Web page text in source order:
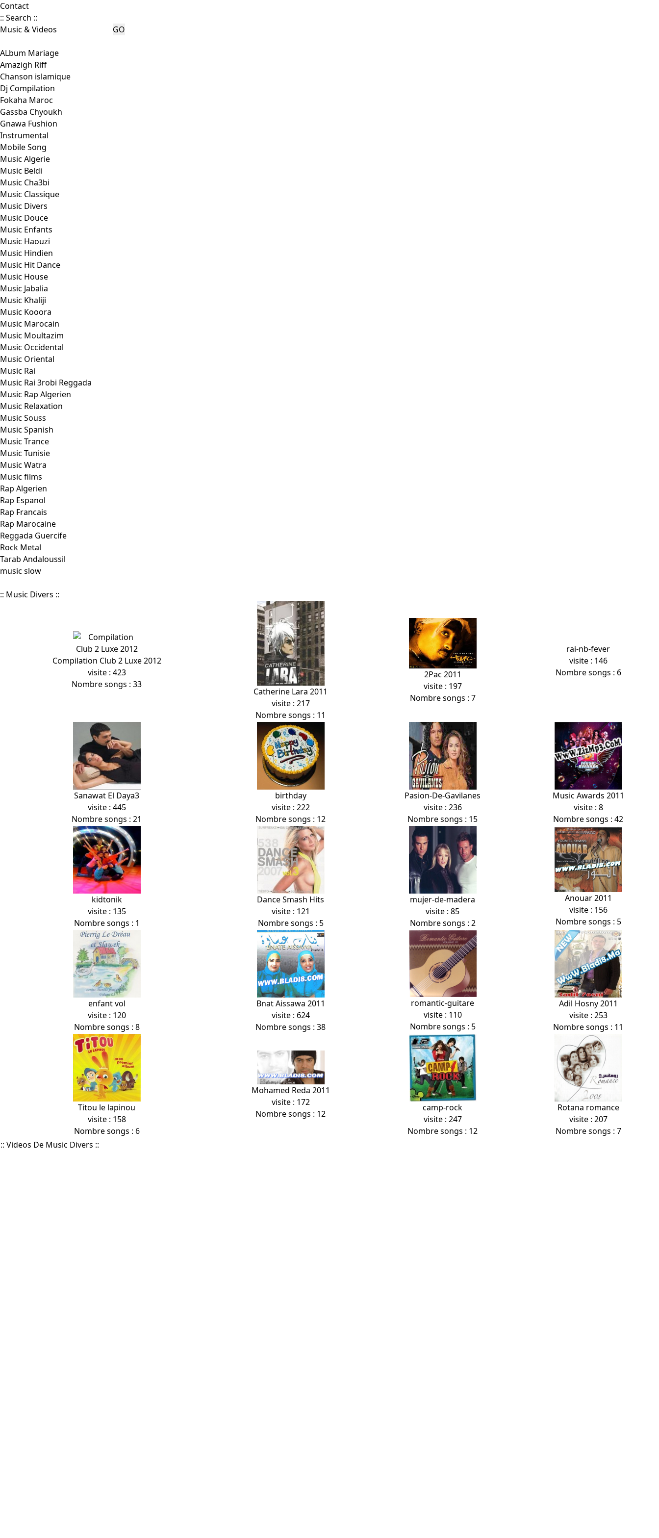
Contact
:: Search ::
ALbum Mariage
Amazigh Riff
Chanson islamique
Dj Compilation
Fokaha Maroc
Gassba Chyoukh
Gnawa Fushion
Instrumental
Mobile Song
Music Algerie
Music Beldi
Music Cha3bi
Music Classique
Music Divers
Music Douce
Music Enfants
Music Haouzi
Music Hindien
Music Hit Dance
Music House
Music Jabalia
Music Khaliji
Music Kooora
Music Marocain
Music Moultazim
Music Occidental
Music Oriental
Music Rai
Music Rai 3robi Reggada
Music Rap Algerien
Music Relaxation
Music Souss
Music Spanish
Music Trance
Music Tunisie
Music Watra
Music films
Rap Algerien
Rap Espanol
Rap Francais
Rap Marocaine
Reggada Guercife
Rock Metal
Tarab Andaloussil
music slow
:: Music Divers ::
Compilation Club 2 Luxe 2012
visite : 423
Nombre songs : 33
Catherine Lara 2011
visite : 217
Nombre songs : 11
2Pac 2011
visite : 197
Nombre songs : 7
rai-nb-fever
visite : 146
Nombre songs : 6
Sanawat El Daya3
visite : 445
Nombre songs : 21
birthday
visite : 222
Nombre songs : 12
Pasion-De-Gavilanes
visite : 236
Nombre songs : 15
Music Awards 2011
visite : 8
Nombre songs : 42
kidtonik
visite : 135
Nombre songs : 1
Dance Smash Hits
visite : 121
Nombre songs : 5
mujer-de-madera
visite : 85
Nombre songs : 2
Anouar 2011
visite : 156
Nombre songs : 5
enfant vol
visite : 120
Nombre songs : 8
Bnat Aissawa 2011
visite : 624
Nombre songs : 38
romantic-guitare
visite : 110
Nombre songs : 5
Adil Hosny 2011
visite : 253
Nombre songs : 11
Titou le lapinou
visite : 158
Nombre songs : 6
Mohamed Reda 2011
visite : 172
Nombre songs : 12
camp-rock
visite : 247
Nombre songs : 12
Rotana romance
visite : 207
Nombre songs : 7
:: Videos De Music Divers ::